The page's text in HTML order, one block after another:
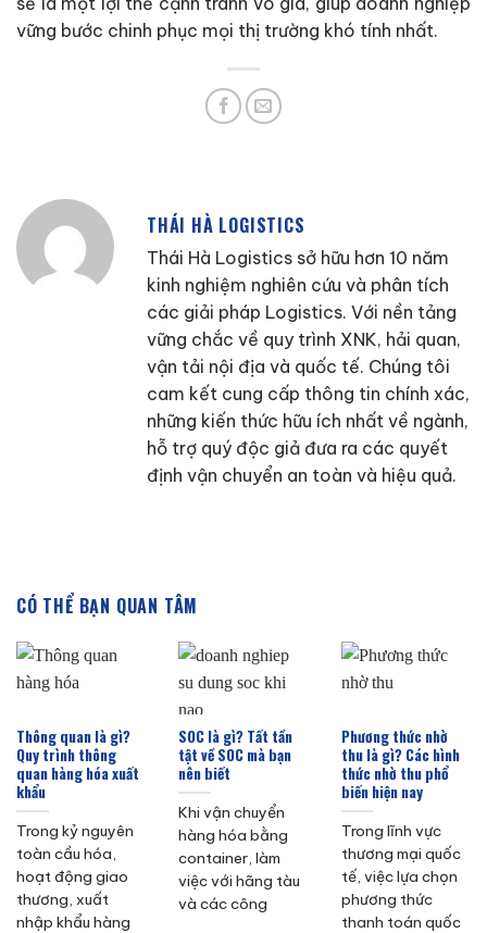
vững bước chinh phục mọi thị trường khó tính nhất.
THÁI HÀ LOGISTICS
Thái Hà Logistics sở hữu hơn 10 năm
kinh nghiệm nghiên cứu và phân tích
các giải pháp Logistics. Với nền tảng
vững chắc về quy trình XNK, hải quan,
vận tải nội địa và quốc tế. Chúng tôi
cam kết cung cấp thông tin chính xác,
những kiến thức hữu ích nhất về ngành,
hỗ trợ quý độc giả đưa ra các quyết
định vận chuyển an toàn và hiệu quả.
CÓ THỂ BẠN QUAN TÂM
Thông quan là gì?
Quy trình thông
quan hàng hóa xuất
khẩu
Trong kỷ nguyên
toàn cầu hóa,
hoạt động giao
thương, xuất
nhập khẩu hàng
SOC là gì? Tất tần
tật về SOC mà bạn
nên biết
Khi vận chuyển
hàng hóa bằng
container, làm
việc với hãng tàu
và các công
Phương thức nhờ
thu là gì? Các hình
thức nhờ thu phổ
biến hiện nay
Trong lĩnh vực
thương mại quốc
tế, việc lựa chọn
phương thức
thanh toán quốc